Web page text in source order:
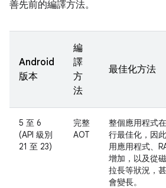
善先前的編譯方法。
Android
版本
編
譯
方
法
最佳化方法
5 至 6
(API 級別
21 至 23)
完整
AOT
整個應用程式
行最佳化，因
用應用程式、
增加，以及從
拉長等狀況，
會變長。